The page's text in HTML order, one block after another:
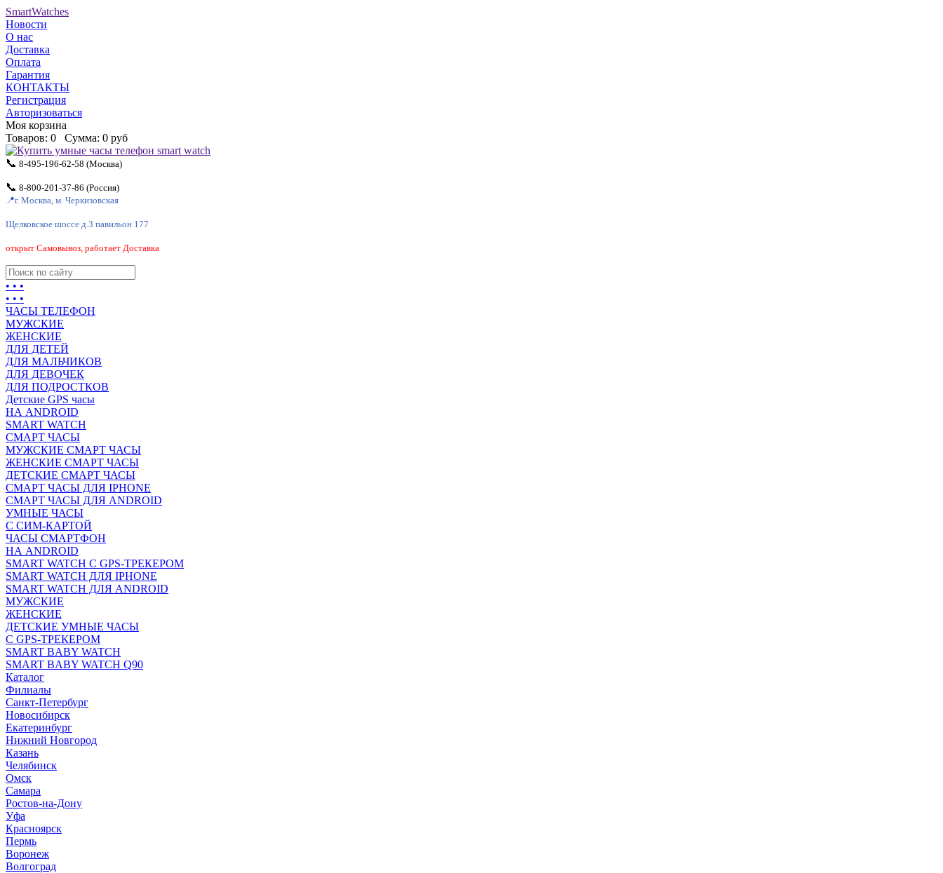
SmartWatches
Новости
О нас
Доставка
Оплата
Гарантия
КОНТАКТЫ
Регистрация
Авторизоваться
Моя корзина
Товаров: 0 Сумма: 0 руб
📞 8-495-196-62-58 (Москва)
📞 8-800-201-37-86 (Россия)
📍г. Москва, м. Черкизовская
Щелковское шоссе д.3 павильон 177
открыт Самовывоз, работает Доставка
• • •
• • •
ЧАСЫ ТЕЛЕФОН
МУЖСКИЕ
ЖЕНСКИЕ
ДЛЯ ДЕТЕЙ
ДЛЯ МАЛЬЧИКОВ
ДЛЯ ДЕВОЧЕК
ДЛЯ ПОДРОСТКОВ
Детские GPS часы
НА ANDROID
SMART WATCH
СМАРТ ЧАСЫ
МУЖСКИЕ СМАРТ ЧАСЫ
ЖЕНСКИЕ СМАРТ ЧАСЫ
ДЕТСКИЕ СМАРТ ЧАСЫ
СМАРТ ЧАСЫ ДЛЯ IPHONE
СМАРТ ЧАСЫ ДЛЯ ANDROID
УМНЫЕ ЧАСЫ
С СИМ-КАРТОЙ
ЧАСЫ СМАРТФОН
НА ANDROID
SMART WATCH С GPS-ТРЕКЕРОМ
SMART WATCH ДЛЯ IPHONE
SMART WATCH ДЛЯ ANDROID
МУЖСКИЕ
ЖЕНСКИЕ
ДЕТСКИЕ УМНЫЕ ЧАСЫ
С GPS-ТРЕКЕРОМ
SMART BABY WATCH
SMART BABY WATCH Q90
Каталог
Филиалы
Санкт-Петербург
Новосибирск
Екатеринбург
Нижний Новгород
Казань
Челябинск
Омск
Самара
Ростов-на-Дону
Уфа
Красноярск
Пермь
Воронеж
Волгоград